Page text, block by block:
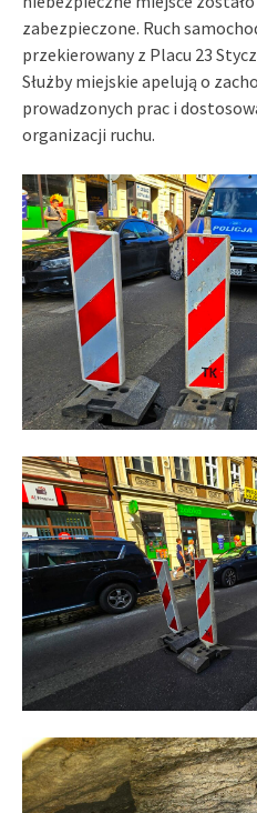
zabezpieczone. Ruch
przekierowany z Placu 23
Służby miejskie apelują o
prowadzonych prac i
organizacji ruchu.